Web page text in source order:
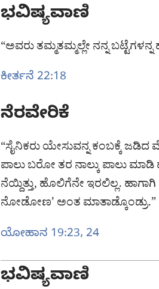
ಭವಿಷ್ಯವಾಣಿ
“ಅವರು ತಮ್ಮತಮ್ಮಲ್ಲೇ ನನ್ನ ಬಟ್ಟೆಗಳನ್ನ
ಕೀರ್ತನೆ 22:18
ನೆರವೇರಿಕೆ
“ಸೈನಿಕರು ಯೇಸುವನ್ನ ಕಂಬಕ್ಕೆ
ಪಾಲು ಬರೋ ತರ ನಾಲ್ಕು ಪಾಲು
ನೆಯ್ದಿತ್ತು, ಹೊಲಿಗೆನೇ ಇರಲಿಲ್ಲ.
ನೋಡೋಣ’ ಅಂತ ಮಾತಾಡ್ಕೊಂಡ್ರು.”
ಯೋಹಾನ 19:​23, 24
ಭವಿಷ್ಯವಾಣಿ